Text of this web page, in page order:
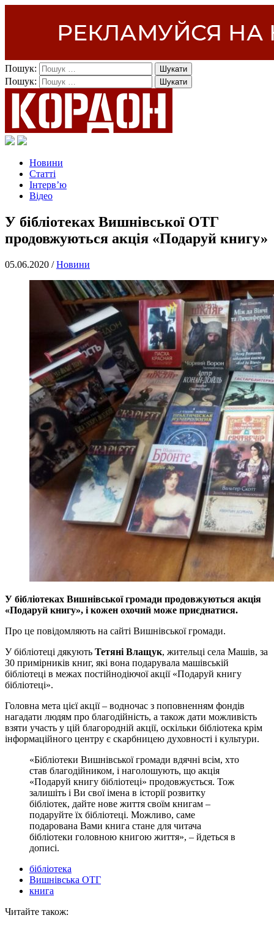
Пошук:
Пошук:
Новини
Статті
Інтерв’ю
Відео
У бібліотеках Вишнівської ОТГ
продовжуються акція «Подаруй книгу»
05.06.2020 /Новини
У бібліотеках Вишнівської громади продовжуються акція
«Подаруй книгу», і кожен охочий може приєднатися.
Про це повідомляють на сайті Вишнівської громади.
У бібліотеці дякують Тетяні Влащук, жительці села Машів, за
30 примірників книг, які вона подарувала машівській
бібліотеці в межах постійнодіючої акції «Подаруй книгу
бібліотеці».
Головна мета цієї акції – водночас з поповненням фондів
нагадати людям про благодійність, а також дати можливість
взяти участь у цій благородній акції, оскільки бібліотека крім
інформаційного центру є скарбницею духовності і культури.
«Бібліотеки Вишнівської громади вдячні всім, хто
став благодійником, і наголошують, що акція
«Подаруй книгу бібліотеці» продовжується. Тож
залишіть і Ви свої імена в історії розвитку
бібліотек, дайте нове життя своїм книгам –
подаруйте їх бібліотеці. Можливо, саме
подарована Вами книга стане для читача
бібліотеки головною книгою життя», – йдеться в
дописі.
бібліотека
Вишнівська ОТГ
книга
Читайте також: